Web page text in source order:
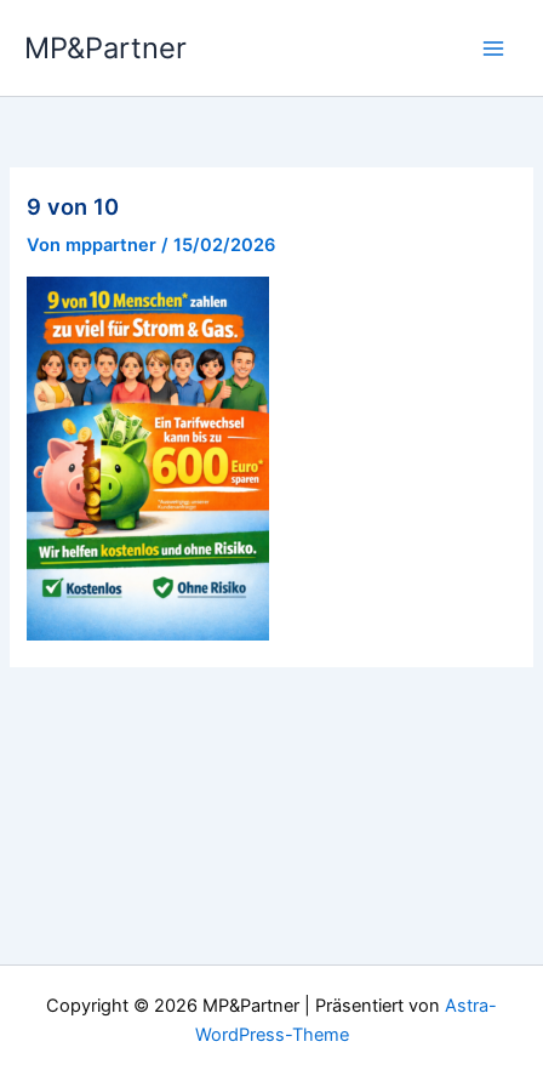
InhaltMP&Partner
9 von 10
Von mppartner/15/02/2026
Copyright © 2026 MP&Partner | Präsentiert von Astra-
WordPress-Theme